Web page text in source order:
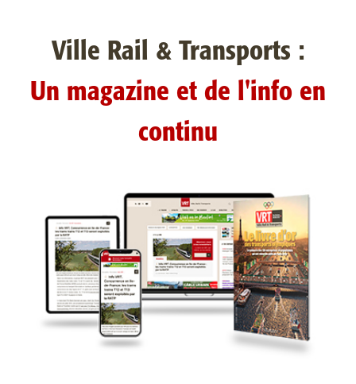
Ville Rail & Transports :
Un magazine et de l'info en
continu